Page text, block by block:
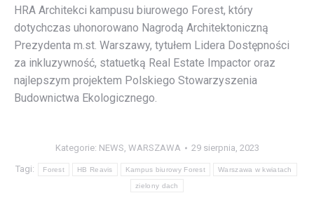
HRA Architekci kampusu biurowego Forest, który
dotychczas uhonorowano Nagrodą Architektoniczną
Prezydenta m.st. Warszawy, tytułem Lidera Dostępności
za inkluzywność, statuetką Real Estate Impactor oraz
najlepszym projektem Polskiego Stowarzyszenia
Budownictwa Ekologicznego.
Kategorie: NEWS WARSZAWA 29 sierpnia, 2023
Tagi: Forest HB Reavis Kampus biurowy Forest Warszawa w kwiatach
zielony dach